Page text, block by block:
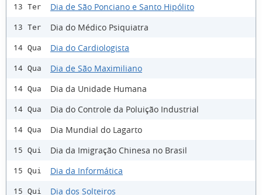
13 Ter Dia de São Ponciano e Santo Hipólito
13 Ter Dia do Médico Psiquiatra
14 Qua Dia do Cardiologista
14 Qua Dia de São Maximiliano
14 Qua Dia da Unidade Humana
14 Qua Dia do Controle da Poluição Industrial
14 Qua Dia Mundial do Lagarto
15 Qui Dia da Imigração Chinesa no Brasil
15 Qui Dia da Informática
15 Qui Dia dos Solteiros